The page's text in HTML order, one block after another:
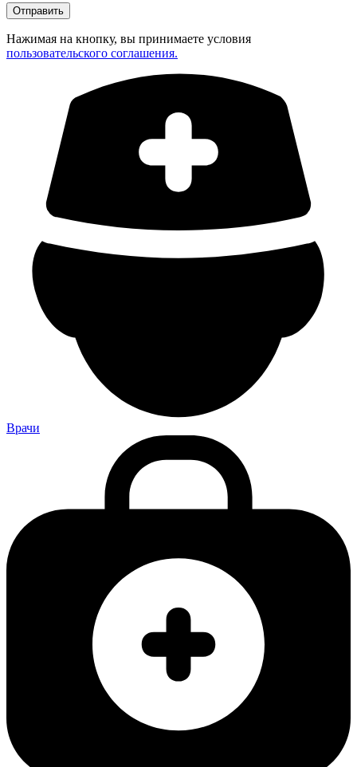
Нажимая на кнопку, вы принимаете условия
пользовательского соглашения.
Врачи